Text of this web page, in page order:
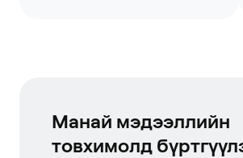
Манай мэдээллийн
товхимолд